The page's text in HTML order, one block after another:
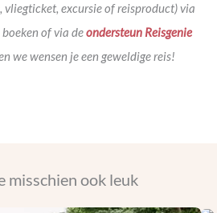
excursie of reisproduct) via
of via deondersteun Reisgenie
we wensen je een geweldige reis!
misschien ook leuk